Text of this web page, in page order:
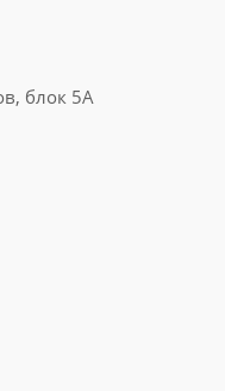
блок 5А